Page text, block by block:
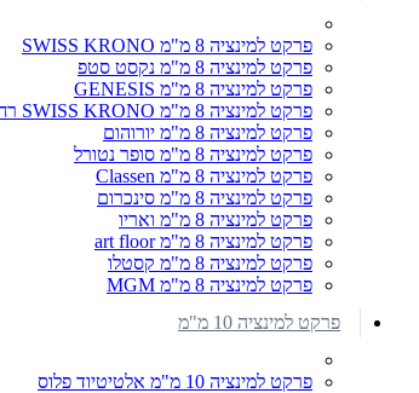
פרקט למינציה 8 מ"מ SWISS KRONO
פרקט למינציה 8 מ"מ נקסט סטפ
פרקט למינציה 8 מ"מ GENESIS
פרקט למינציה 8 מ"מ SWISS KRONO רחב
פרקט למינציה 8 מ"מ יורוהום
פרקט למינציה 8 מ"מ סופר נטורל
פרקט למינציה 8 מ"מ Classen
פרקט למינציה 8 מ"מ סינכרום
פרקט למינציה 8 מ"מ ואריו
פרקט למינציה 8 מ"מ art floor
פרקט למינציה 8 מ"מ קסטלו
פרקט למינציה 8 מ"מ MGM
פרקט למינציה 10 מ"מ
פרקט למינציה 10 מ"מ אלטיטיוד פלוס